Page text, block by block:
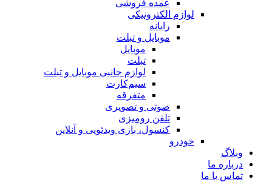
عمده فروشی
لوازم الکترونیکی
رایانه
موبایل و تبلت
موبایل
تبلت
لوازم جانبی موبایل و تبلت
سیم‌کارت
متفرقه
صوتی و تصویری
تلفن رومیزی
کنسول، بازی‌ ویدئویی و آنلاین
خودرو
وبلاگ
درباره ما
تماس با ما